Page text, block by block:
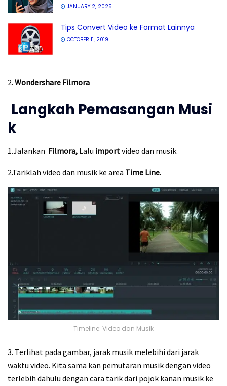
JANUARY 2, 2025
Tips Convert Video ke Format Lainnya
OCTOBER 11, 2019
2. Wondershare Filmora
Langkah Pemasangan Musi
k
1.Jalankan Filmora, Lalu importvideo dan musik.
2.Tariklah video dan musik ke area Time Line.
Timeline: Video dan Musik
3. Terlihat pada gambar, jarak musik melebihi dari jarak
waktu video. Kita sama kan pemutaran musik dengan video
terlebih dahulu dengan cara tarik dari pojok kanan musik ke